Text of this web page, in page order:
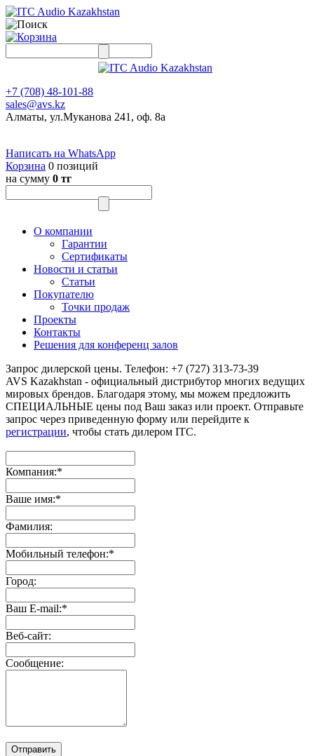
+7 (708) 48-101-88
sales@avs.kz
Алматы, ул.Муканова 241, оф. 8а
Написать на WhatsApp
Корзина 0 позиций
на сумму 0 тг
О компании
Гарантии
Сертификаты
Новости и статьи
Статьи
Покупателю
Точки продаж
Проекты
Контакты
Решения для конференц залов
Запрос дилерской цены. Телефон: +7 (727) 313-73-39
AVS Kazakhstan - официальный дистрибутор многих ведущих
мировых брендов. Благодаря этому, мы можем предложить
СПЕЦИАЛЬНЫЕ цены под Ваш заказ или проект. Отправьте
запрос через приведенную форму или перейдите к
регистрации, чтобы стать дилером ITC.
Компания:*
Ваше имя:*
Фамилия:
Мобильный телефон:*
Город:
Ваш E-mail:*
Веб-сайт:
Сообщение:
Отправить